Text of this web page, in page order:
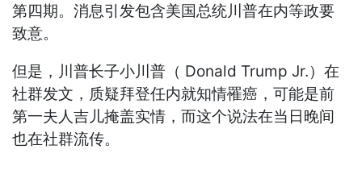
第四期。消息引发包含美国总统川普在内等政要
致意。
但是，川普长子小川普（ Donald Trump Jr.）在
社群发文，质疑拜登任内就知情罹癌，可能是前
第一夫人吉儿掩盖实情，而这个说法在当日晚间
也在社群流传。